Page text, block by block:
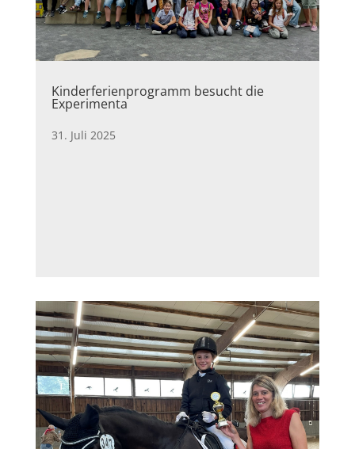
Kinderferienprogramm besucht die
Experimenta
31. Juli 2025